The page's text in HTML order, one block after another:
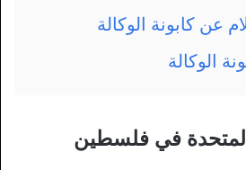
عن كابونة الوكالة
الوكالة
في فلسطين